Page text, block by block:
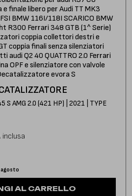
S AMG 2.0 (421 HP) | 2021 | TYPE
inclusa
agosto
AL CARRELLO